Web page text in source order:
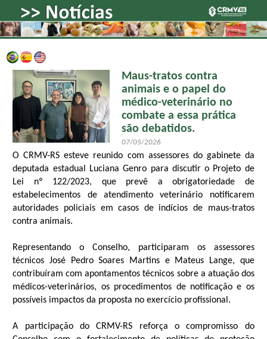
Maus-tratos contra
animais e o papel do
médico-veterinário no
combate a essa prática
são debatidos.
07/05/2026
O CRMV-RS esteve reunido com assessores do gabinete da
deputada estadual Luciana Genro para discutir o Projeto de
Lei nº 122/2023, que prevê a obrigatoriedade de
estabelecimentos de atendimento veterinário notificarem
autoridades policiais em casos de indícios de maus-tratos
contra animais.
Representando o Conselho, participaram os assessores
técnicos José Pedro Soares Martins e Mateus Lange, que
contribuíram com apontamentos técnicos sobre a atuação dos
médicos-veterinários, os procedimentos de notificação e os
possíveis impactos da proposta no exercício profissional.
A participação do CRMV-RS reforça o compromisso do